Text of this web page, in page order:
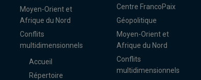
Moyen-Orient et
Afrique du Nord
Conflits
multidimensionnels
Accueil
Répertoire
Centre FrancoPaix
Géopolitique
Moyen-Orient et
Afrique du Nord
Conflits
multidimensionnels